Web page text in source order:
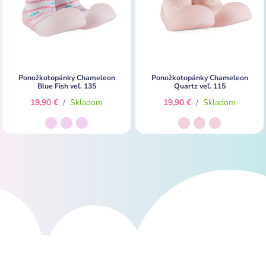
Ponožkotopánky Chameleon
Blue Fish veľ. 135
19,90 € / Skladom
Ponožkotopánky Chameleon
Quartz veľ. 115
19,90 € / Skladom